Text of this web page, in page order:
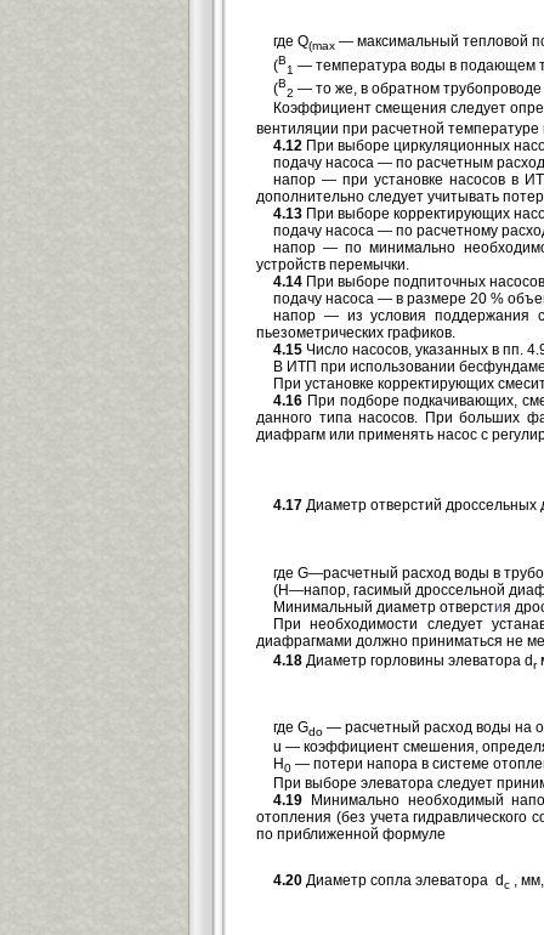
где Q(max — максимальный тепловой
(B
1 — температура воды в подающем
(B
2 — то же, в обратном
Коэффициент смещения следует
вентиляции при расчетной температуре
4.12 При выборе циркуляционных
подачу насоса — по расчетным
напор — при установке насосов в
дополнительно следует учитывать
4.13 При выборе корректирующих
подачу насоса — по расчетному
напор — по минимально
устройств перемычки.
4.14 При выборе подпиточных
подачу насоса — в размере 20 %
напор — из условия поддержания
пьезометрических графиков.
4.15 Число насосов, указанных в пп.
В ИТП при использовании
При установке корректирующих
4.16 При подборе подкачивающих,
данного типа насосов. При больших
диафрагм или применять насос с
4.17 Диаметр отверстий дроссельных
где G—расчетный расход воды в
(H—напор, гасимый дроссельной
Минимальный диаметр отверстия
При необходимости следует
диафрагмами должно приниматься не
4.18 Диаметр горловины элеватора dr
где Gdo — расчетный расход воды на
u — коэффициент смешения,
H0 — потери напора в системе
При выборе элеватора следует
4.19 Минимально необходимый
отопления (без учета
по приближенной формуле
4.20 Диаметр сопла элеватора dc ,